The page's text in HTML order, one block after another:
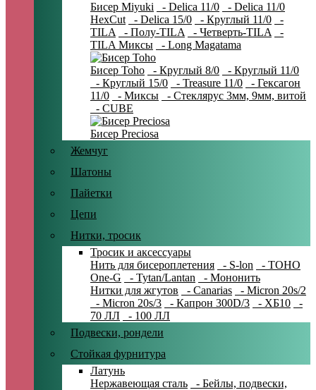
Бисер Miyuki - Delica 11/0
- Delica 11/0
HexCut
- Delica 15/0 - Круглый 11/0
-
TILA
- Полу-TILA - Четверть-TILA
-
TILA Миксы
- Long Magatama
Бисер Toho - Круглый 8/0
- Круглый 11/0
- Круглый 15/0
- Treasure 11/0
- Гексагон
11/0
- Миксы
- Стеклярус 3мм, 9мм, витой
- CUBE
Бисер Preciosa
Жемчуг
Шатоны
Пайетки
Цепи
Нитки, тросик
Тросик и аксессуары
Нить для бисероплетения
- S-lon
- TOHO
One-G
- Tytan/Lantan
- Мононить
Нитки для жгутов
- Canarias
- Micron 20s/2
- Micron 20s/3
- Капрон 300D/3 - ХБ10
-
70 ЛЛ
- 100 ЛЛ
Подвески, рондели
Стойкая фурнитура
Латунь
Нержавеющая сталь
- Бейлы, подвески,